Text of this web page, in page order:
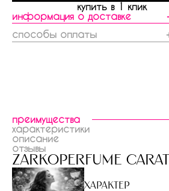
купить в 1 клик
информация о доставке
способы оплаты
преимущества
характеристики
описание
отзывы
zarkoperfume
Характер